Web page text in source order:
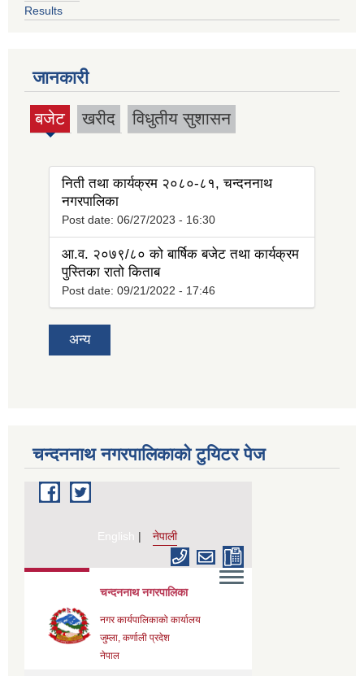
Results
जानकारी
बजेट
(active
खरीद विधुतीय सुशासन
निती तथा कार्यक्रम २०८०-८१, चन्दननाथ
नगरपालिका
Post date: 06/27/2023 - 16:30
आ.व. २०७९/८० को बार्षिक बजेट तथा कार्यक्रम
पुस्तिका रातो किताब
Post date: 09/21/2022 - 17:46
अन्य
चन्दननाथ नगरपालिकाको टुयिटर पेज